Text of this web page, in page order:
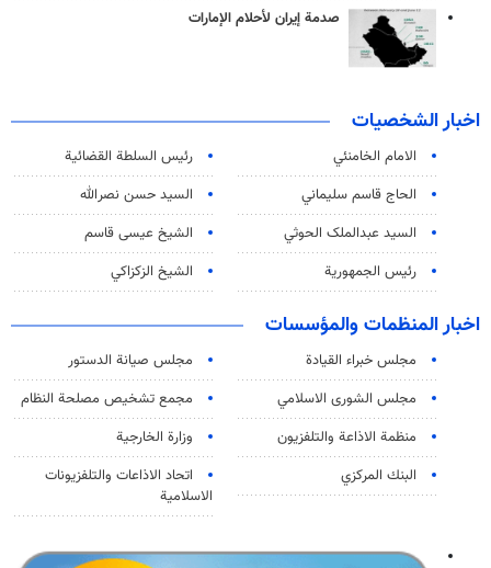
صدمة إيران لأحلام الإمارات
اخبار الشخصيات
الامام الخامنئي
رئیس السلطة القضائیة
الحاج قاسم سليماني
السيد حسن نصرالله
السید عبدالملک الحوثي
الشيخ عيسى قاسم
رئيس الجمهورية
الشيخ الزكزاكي
اخبار المنظمات والمؤسسات
مجلس خبراء القيادة
مجلس صيانة الدستور
مجلس الشورى الاسلامي
مجمع تشخيص مصلحة النظام
منظمة الاذاعة والتلفزیون
وزارة الخارجية
البنك المركزي
اتحاد الاذاعات والتلفزيونات
الاسلامية